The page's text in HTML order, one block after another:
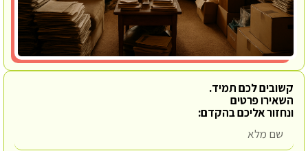
קשובים לכם תמיד.
השאירו פרטים
ונחזור אליכם בהקדם: